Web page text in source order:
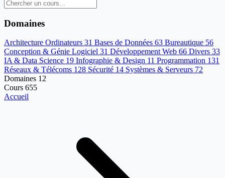
Domaines
Architecture Ordinateurs 31 Bases de Données 63 Bureautique 56
Conception & Génie Logiciel 31 Développement Web 66 Divers 33
IA & Data Science 19 Infographie & Design 11 Programmation 131
Réseaux & Télécoms 128 Sécurité 14 Systèmes & Serveurs 72
Domaines 12
Cours 655
Accueil